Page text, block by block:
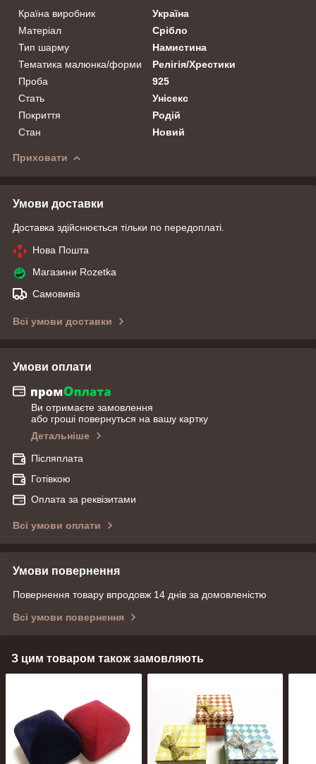
Країна виробник
Україна
Матеріал
Срібло
Тип шарму
Намистина
Тематика малюнка/форми
Релігія/Хрестики
Проба
925
Стать
Унісекс
Покриття
Родій
Стан
Новий
Приховати
Умови доставки
Доставка здійснюється тільки по передоплаті.
Нова Пошта
Магазини Rozetka
Самовивіз
Всі умови доставки
Умови оплати
Ви отримаєте замовлення
або гроші повернуться на вашу картку
Детальніше
Післяплата
Готівкою
Оплата за реквізитами
Всі умови оплати
Умови повернення
Повернення товару впродовж 14 днів за домовленістю
Всі умови повернення
З цим товаром також замовляють